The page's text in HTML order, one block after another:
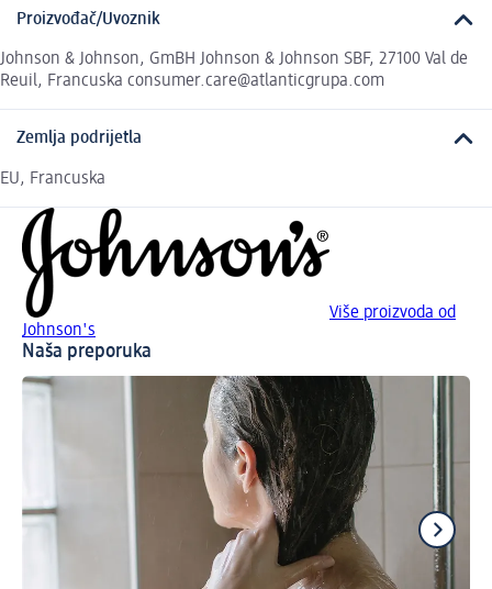
Proizvođač/Uvoznik
Johnson & Johnson, GmBH Johnson & Johnson SBF, 27100 Val de
Reuil, Francuska consumer.care@atlanticgrupa.com
Zemlja podrijetla
EU, Francuska
Više proizvoda od
Johnson's
Naša preporuka